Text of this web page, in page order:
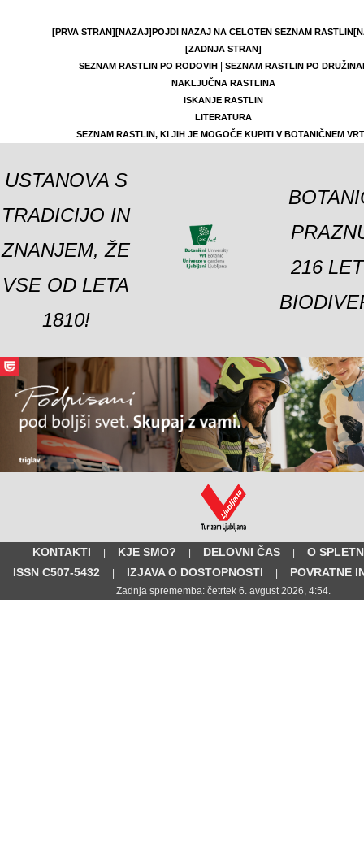
[PRVA STRAN][NAZAJ]POJDI NAZAJ NA CELOTEN SEZNAM RASTLIN
[ZADNJA STRAN]
SEZNAM RASTLIN PO RODOVIH|
SEZNAM RASTLIN PO
NAKLJUČNA RASTLINA
ISKANJE RASTLIN
LITERATURA
SEZNAM RASTLIN, KI JIH JE MOGOČE KUPITI V BOTANIČNEM
USTANOVA S
TRADICIJO IN
ZNANJEM, ŽE
VSE OD LETA
1810!
216
KONTAKTI | KJE SMO? | DELOVNI ČAS |
O
ISSN C507-5432
| IZJAVA O DOSTOPNOSTI | POVRATNE
Zadnja sprememba: četrtek 6. avgust 2026, 4:54.